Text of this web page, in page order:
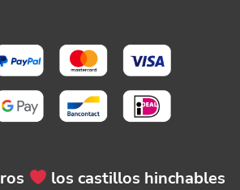
los castillos hinchables